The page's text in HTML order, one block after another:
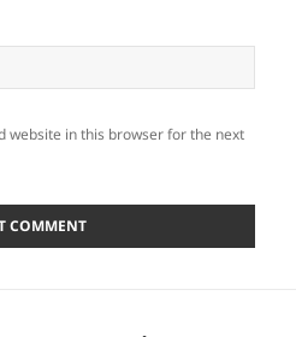
website in this browser for the next